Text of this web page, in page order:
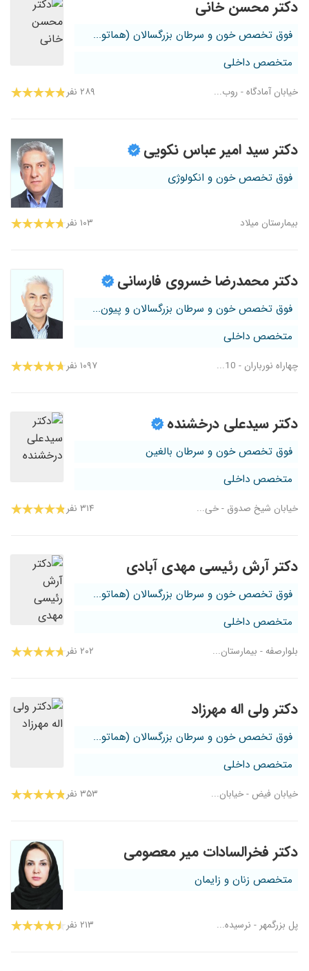
دکتر محسن خانی
فوق تخصص خون و سرطان بزرگسالان (هماتو...
متخصص داخلی
خیابان آمادگاه - روب... ۲۸۹ نفر
دکتر سید امیر عباس نکویی
فوق تخصص خون و انکولوژی
بیمارستان میلاد ۱۰۳ نفر
دکتر محمدرضا خسروی فارسانی
فوق تخصص خون و سرطان بزرگسالان و پیون...
متخصص داخلی
چهاراه نورباران - 10... ۱۰۹۷ نفر
دکتر سیدعلی درخشنده
فوق تخصص خون و سرطان بالغین
متخصص داخلی
خیابان شیخ صدوق - خی... ۳۱۴ نفر
دکتر آرش رئیسی مهدی آبادی
فوق تخصص خون و سرطان بزرگسالان (هماتو...
متخصص داخلی
بلوارصفه - بیمارستان... ۲۰۲ نفر
دکتر ولی اله مهرزاد
فوق تخصص خون و سرطان بزرگسالان (هماتو...
متخصص داخلی
خیابان فیض - خیابان... ۳۵۳ نفر
دکتر فخرالسادات میر معصومی
متخصص زنان و زایمان
پل بزرگمهر - نرسیده... ۲۱۳ نفر